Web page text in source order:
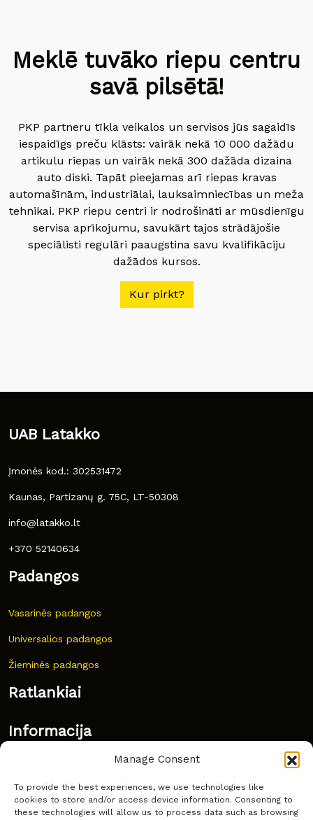
Manage Consent
To provide the best experiences, we use technologies like
cookies to store and/or access device information. Consenting to
these technologies will allow us to process data such as browsing
Meklē tuvāko riepu centru
savā pilsētā!
PKP partneru tīkla veikalos un servisos jūs sagaidīs
iespaidīgs preču klāsts: vairāk nekā 10 000 dažādu
artikulu riepas un vairāk nekā 300 dažāda dizaina
auto diski. Tapāt pieejamas arī riepas kravas
automašīnām, industriālai, lauksaimniecības un meža
tehnikai. PKP riepu centri ir nodrošināti ar mūsdienīgu
servisa aprīkojumu, savukārt tajos strādājošie
speciālisti regulāri paaugstina savu kvalifikāciju
dažādos kursos.
Kur pirkt?
UAB Latakko
Įmonės kod.: 302531472
Kaunas, Partizanų g. 75C, LT-50308
info@latakko.lt
+370 52140634
Padangos
Vasarinės padangos
Universalios padangos
Žieminės padangos
Ratlankiai
Informacija
Dažnai užduodami klausimai